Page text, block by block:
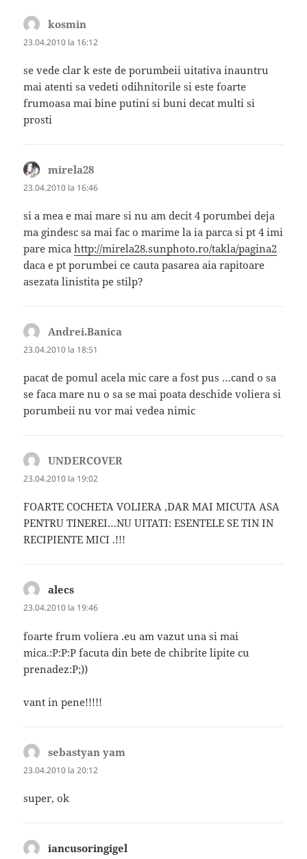
kosmin
23.04.2010 la 16:12
se vede clar k este de porumbeii uitativa inauntru
mai atenti sa vedeti odihnitorile si este foarte
frumoasa mai bine putini si buni decat multi si
prosti
mirela28
23.04.2010 la 16:46
si a mea e mai mare si nu am decit 4 porumbei deja
ma gindesc sa mai fac o marime la ia parca si pt 4 imi
pare micahttp://mirela28.sunphoto.ro/takla/pagina2
daca e pt porumbei ce cauta pasarea aia rapitoare
asezata linistita pe stilp?
Andrei.Banica
23.04.2010 la 18:51
pacat de pomul acela mic care a fost pus …cand o sa
se faca mare nu o sa se mai poata deschide voliera si
porumbeii nu vor mai vedea nimic
UNDERCOVER
23.04.2010 la 19:02
FOARTE COCHETA VOLIERA ,DAR MAI MICUTA ASA
PENTRU TINEREI…NU UITATI: ESENTELE SE TIN IN
RECIPIENTE MICI .!!!
alecs
23.04.2010 la 19:46
foarte frum voliera .eu am vazut una si mai
mica.:P:P:P facuta din bete de chibrite lipite cu
prenadez:P;))
vant in pene!!!!!
sebastyan yam
23.04.2010 la 20:12
super, ok
iancusoringigel